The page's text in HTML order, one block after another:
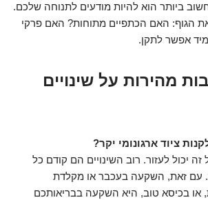
ביותר הוא להיות מודעים לתנוחה שלכם.
הגוף: האם הכתפיים מתוחות? האם פרקי
אפשר לתקן.
מהירות על שינויים
ציוד ארגונומי יקר?
יכול לעזור. רוב השינויים הם קודם כל
עם זאת, השקעה בעכבר או מקלדת
או בכיסא טוב, היא השקעה בבריאותכם